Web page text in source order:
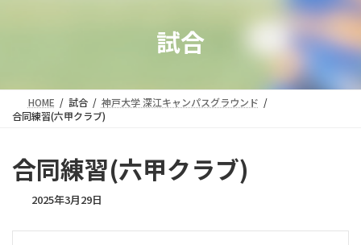
試合
HOME 試合
神戸大学 深江キャンパスグラウンド
合同練習(六甲クラブ)
合同練習(六甲クラブ)
2025年3月29日